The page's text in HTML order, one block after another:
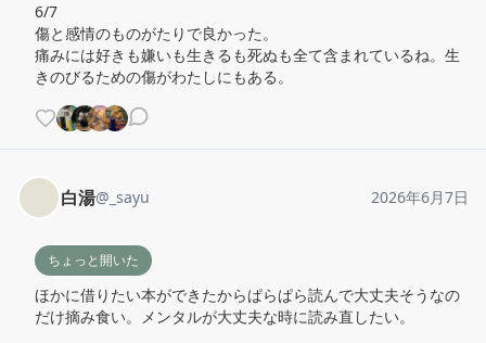
6/7
傷と感情のものがたりで良かった。
痛みには好きも嫌いも生きるも死ぬも全て含まれているね。生
きのびるための傷がわたしにもある。
白湯@ _sayu 2026年6月7日
ちょっと開いた
ほかに借りたい本ができたからぱらぱら読んで大丈夫そうなの
だけ摘み食い。メンタルが大丈夫な時に読み直したい。